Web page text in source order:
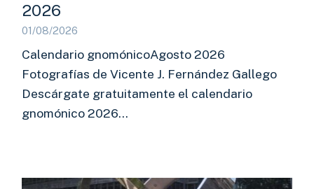
2026
01/08/2026
Calendario gnomónicoAgosto 2026
Fotografías de Vicente J. Fernández Gallego
Descárgate gratuitamente el calendario
gnomónico 2026…